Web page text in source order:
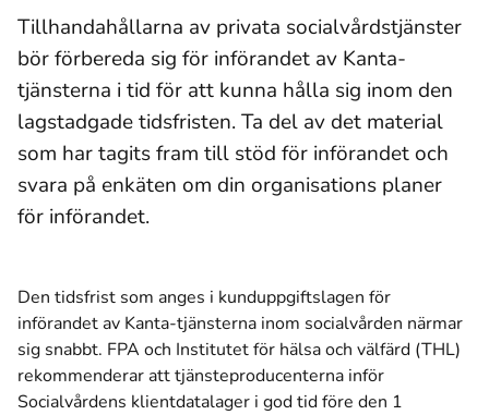
Tillhandahållarna av privata socialvårdstjänster
bör förbereda sig för införandet av Kanta-
tjänsterna i tid för att kunna hålla sig inom den
lagstadgade tidsfristen. Ta del av det material
som har tagits fram till stöd för införandet och
svara på enkäten om din organisations planer
för införandet.
Den tidsfrist som anges i kunduppgiftslagen för
införandet av Kanta-tjänsterna inom socialvården närmar
sig snabbt. FPA och Institutet för hälsa och välfärd (THL)
rekommenderar att tjänsteproducenterna inför
Socialvårdens klientdatalager i god tid före den 1